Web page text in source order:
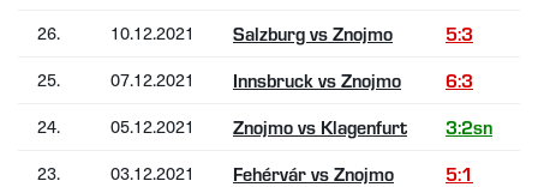
26.
10.12.2021 Salzburg vs Znojmo 5:3
25.
07.12.2021 Innsbruck vs Znojmo 6:3
24.
05.12.2021 Znojmo vs Klagenfurt 3:2sn
23.
03.12.2021 Fehérvár vs Znojmo 5:1